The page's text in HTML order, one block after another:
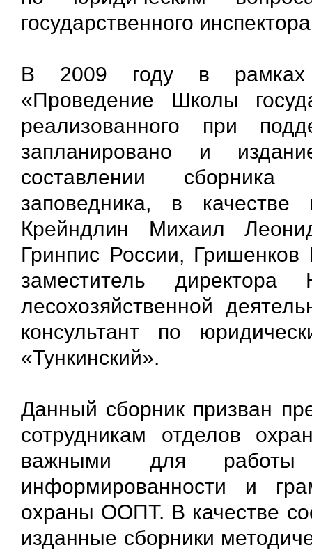
государственного
В 2009 году в рамках
«Проведение Школы
реализованного при
запланировано и
составлении сборника
заповедника, в качестве
Крейндлин Михаил
Гринпис России, Гришенков
заместитель
лесохозяйственной
консультант по
«Тункинский».
Данный сборник призван
сотрудникам отделов
важными для работы
информированности и
охраны ООПТ. В качестве
изданные сборники